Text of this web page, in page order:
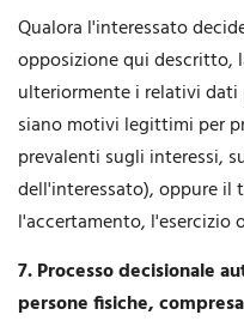
Qualora l'interessato
opposizione qui descritto,
ulteriormente i relativi dati
siano motivi legittimi per
prevalenti sugli interessi,
dell'interessato), oppure il
l'accertamento,
7. Processo decisionale
persone fisiche,